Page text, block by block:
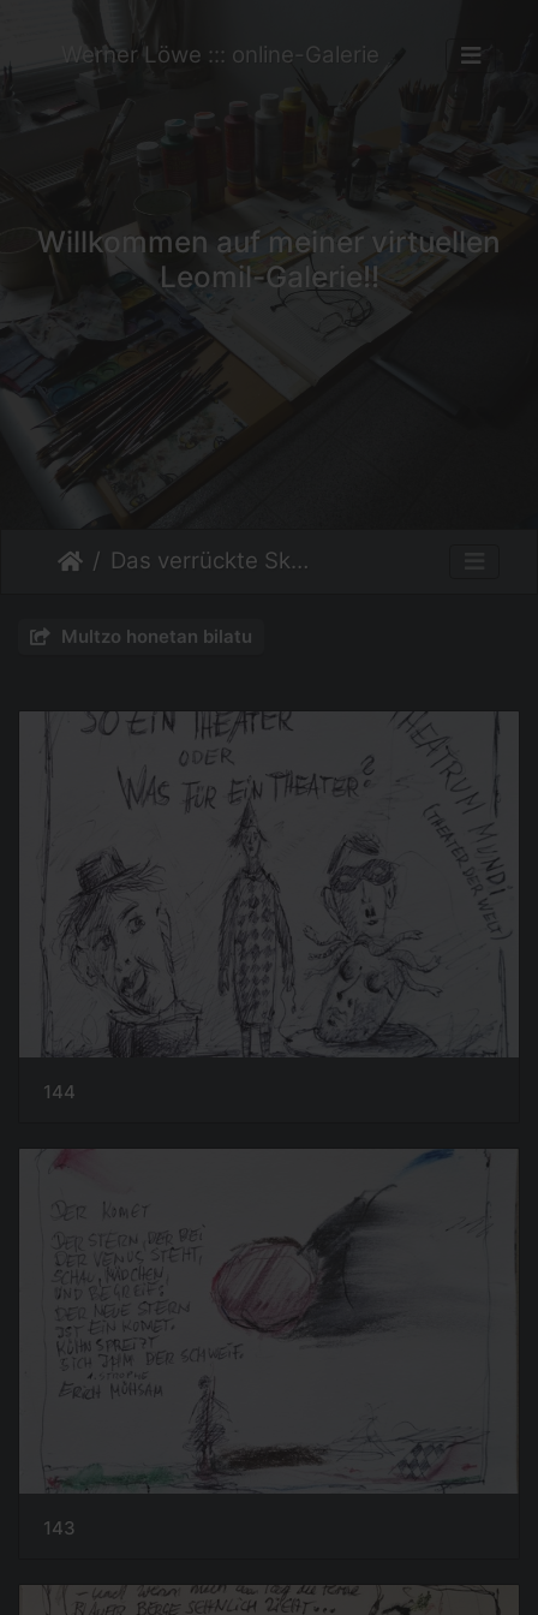
Werner Löwe ::: online-Galerie
Willkommen auf meiner virtuellen
Leomil-Galerie!!
Das verrückte Skizzenbuch
Multzo honetan bilatu
144
143